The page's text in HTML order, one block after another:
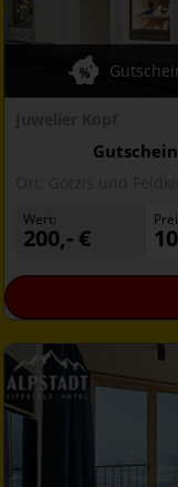
Wert:
200,- €